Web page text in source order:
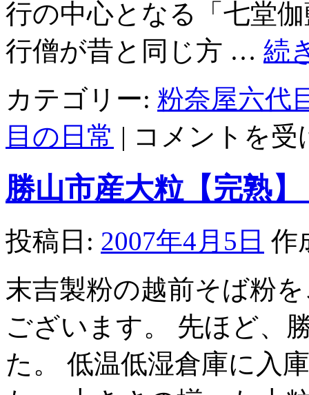
は
行の中心となる「七堂
行僧が昔と同じ方 … 続
カテゴリー: 粉奈屋六代
目の日常 |
平
寺
策
し
み
ま
か。
は
コメントを
勝山市産大粒【完熟
投稿日: 2007年4月5日 作
末吉製粉の越前そば粉
ございます。 先ほど、
た。 低温低湿倉庫に入